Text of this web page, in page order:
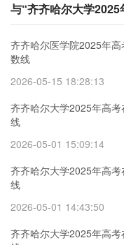
与“齐齐哈尔大学
齐齐哈尔医学院2025年
数线
2026-05-15 18:28:13
齐齐哈尔大学2025年高
线
2026-05-01 15:09:14
齐齐哈尔大学2025年高
线
2026-05-01 14:43:50
齐齐哈尔大学2025年高